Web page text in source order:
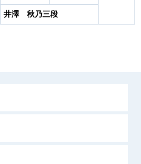
井澤 秋乃三段